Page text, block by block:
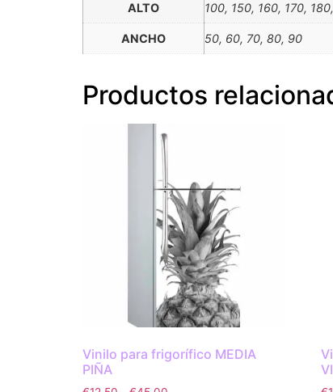
ALTO 100, 150, 160, 170,
ANCHO 50, 60, 70, 80, 90
Productos
Vinilo para frigorífico MEDIA
PIÑA